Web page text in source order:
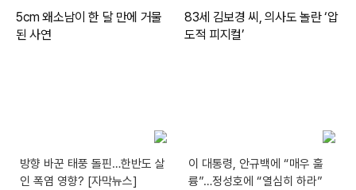
방향 바꾼 태풍 돌핀…한반도 살
인 폭염 영향? [자막뉴스]
이 대통령, 안규백에 “매우 훌
륭”…정성호에 “열심히 하라”